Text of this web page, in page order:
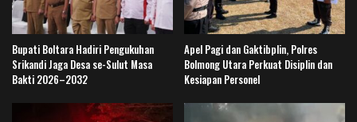
Bupati Boltara Hadiri Pengukuhan
Srikandi Jaga Desa se-Sulut Masa
Bakti 2026–2032
Apel Pagi dan Gaktibplin, Polres
Bolmong Utara Perkuat Disiplin dan
Kesiapan Personel